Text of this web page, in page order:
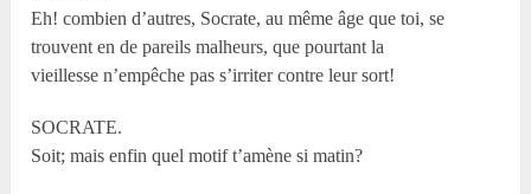
Eh! combien d’autres, Socrate, au même âge que toi, se
trouvent en de pareils malheurs, que pourtant la
vieillesse n’empêche pas s’irriter contre leur sort!
SOCRATE.
Soit; mais enfin quel motif t’amène si matin?